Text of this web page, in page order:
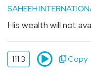
பிற
Mosque
SAHEEH
His wealth will not
111:3 Copy